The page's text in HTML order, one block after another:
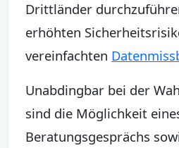
Drittländer
erhöhten
vereinfachten
Unabdingbar bei der
sind die Möglichkeit
Beratungsgesprächs